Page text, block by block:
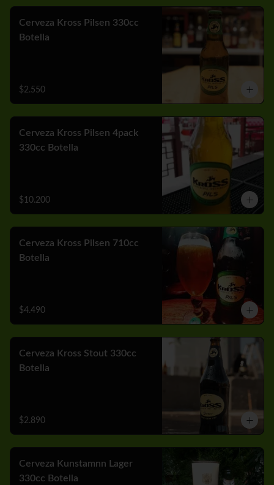
Cerveza Kross Pilsen 330cc
Botella
$2.550
Cerveza Kross Pilsen 4pack
330cc Botella
$10.200
Cerveza Kross Pilsen 710cc
Botella
$4.490
Cerveza Kross Stout 330cc
Botella
$2.890
Cerveza Kunstamnn Lager
330cc Botella